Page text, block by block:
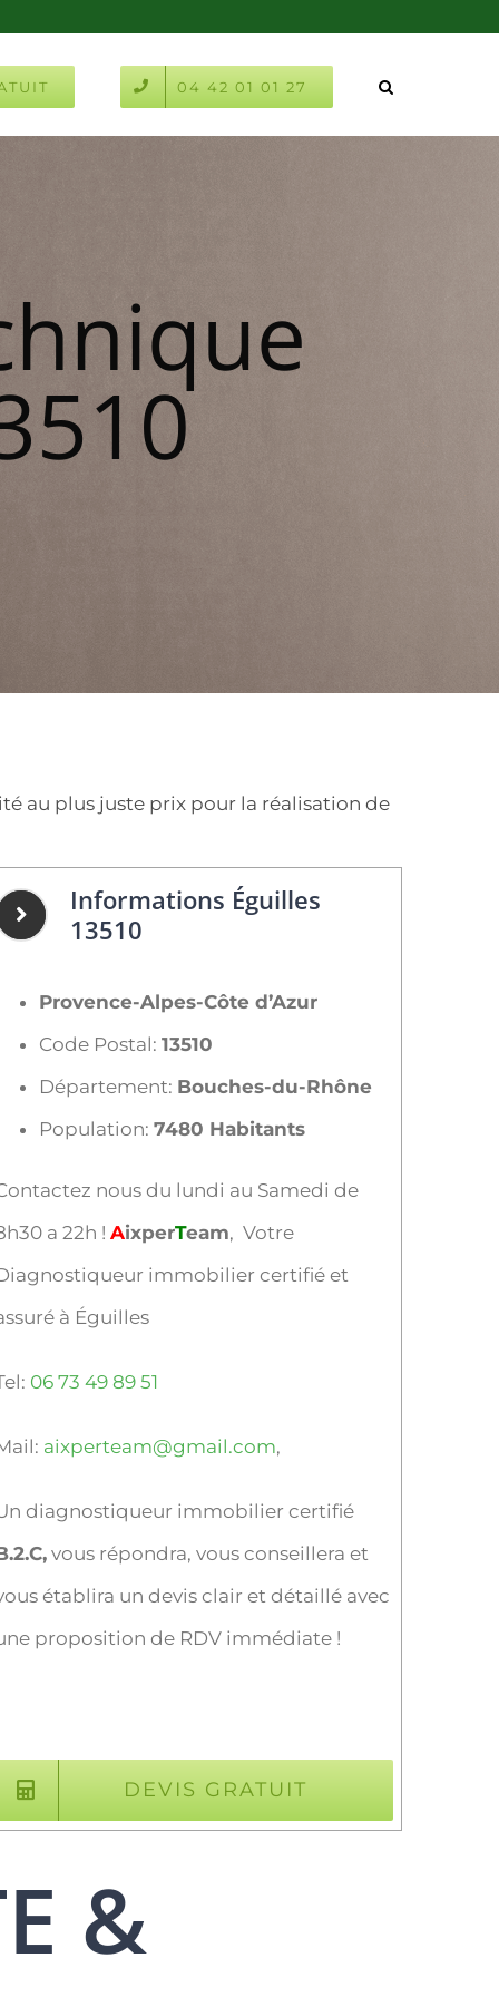
04 42 01 01 27
au plus juste prix pour la réalisation de
Informations Éguilles
13510
Provence-Alpes-Côte d’Azur
Code Postal:13510
Département: Bouches-du-Rhône
Population:7480 Habitants
nous du lundi au Samedi de
a 22h !AixperTeam, Votre
immobilier certifié et
à Éguilles
06 73 49 89 51
aixperteam@gmail.com,
diagnostiqueur immobilier certifié
vous répondra, vous conseillera et
établira un devis clair et détaillé avec
proposition de RDV immédiate !
DEVIS GRATUIT
&